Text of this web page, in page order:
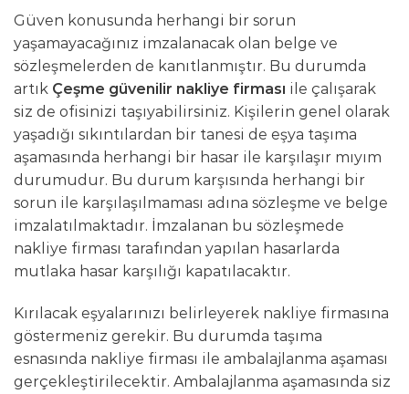
Güven konusunda herhangi bir sorun
yaşamayacağınız imzalanacak olan belge ve
sözleşmelerden de kanıtlanmıştır. Bu durumda
artık Çeşme güvenilir nakliye firması ile çalışarak
siz de ofisinizi taşıyabilirsiniz. Kişilerin genel olarak
yaşadığı sıkıntılardan bir tanesi de eşya taşıma
aşamasında herhangi bir hasar ile karşılaşır mıyım
durumudur. Bu durum karşısında herhangi bir
sorun ile karşılaşılmaması adına sözleşme ve belge
imzalatılmaktadır. İmzalanan bu sözleşmede
nakliye firması tarafından yapılan hasarlarda
mutlaka hasar karşılığı kapatılacaktır.
Kırılacak eşyalarınızı belirleyerek nakliye firmasına
göstermeniz gerekir. Bu durumda taşıma
esnasında nakliye firması ile ambalajlanma aşaması
gerçekleştirilecektir. Ambalajlanma aşamasında siz